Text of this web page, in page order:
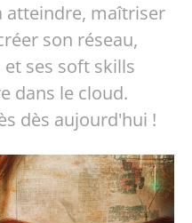
atteindre, maîtriser
son réseau,
ses soft skills
dans le cloud.
dès aujourd'hui !